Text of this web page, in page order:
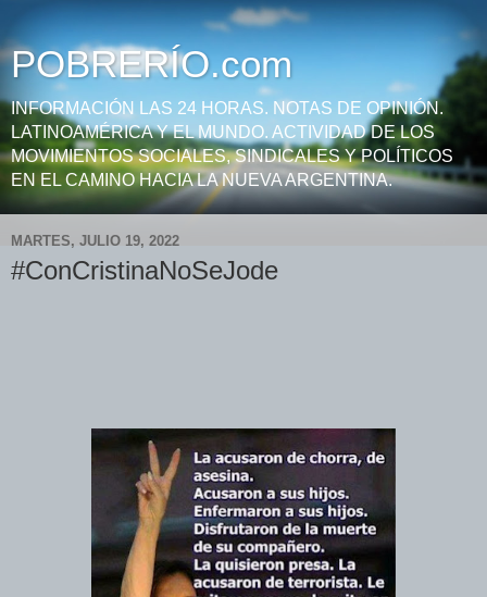
POBRERÍO.com
INFORMACIÓN LAS 24 HORAS. NOTAS DE OPINIÓN.
LATINOAMÉRICA Y EL MUNDO. ACTIVIDAD DE LOS
MOVIMIENTOS SOCIALES, SINDICALES Y POLÍTICOS
EN EL CAMINO HACIA LA NUEVA ARGENTINA.
MARTES, JULIO 19, 2022
#ConCristinaNoSeJode